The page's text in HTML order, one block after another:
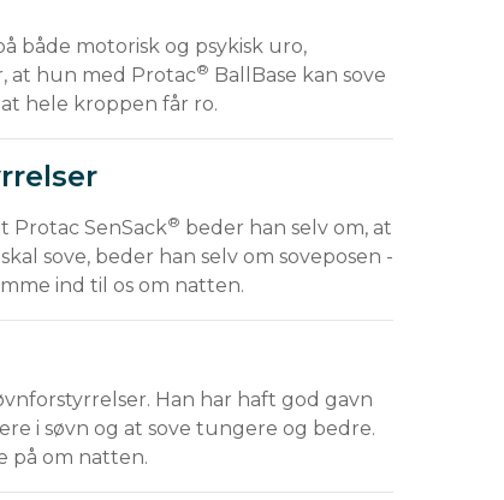
både motorisk og psykisk uro,
at hun med Protac® BallBase kan sove
hele kroppen får ro.
Protac SenSack® beder han selv om, at
sove, beder han selv om soveposen -
ind til os om natten.
Han har haft god gavn
i søvn og at sove tungere og bedre.
på om natten.